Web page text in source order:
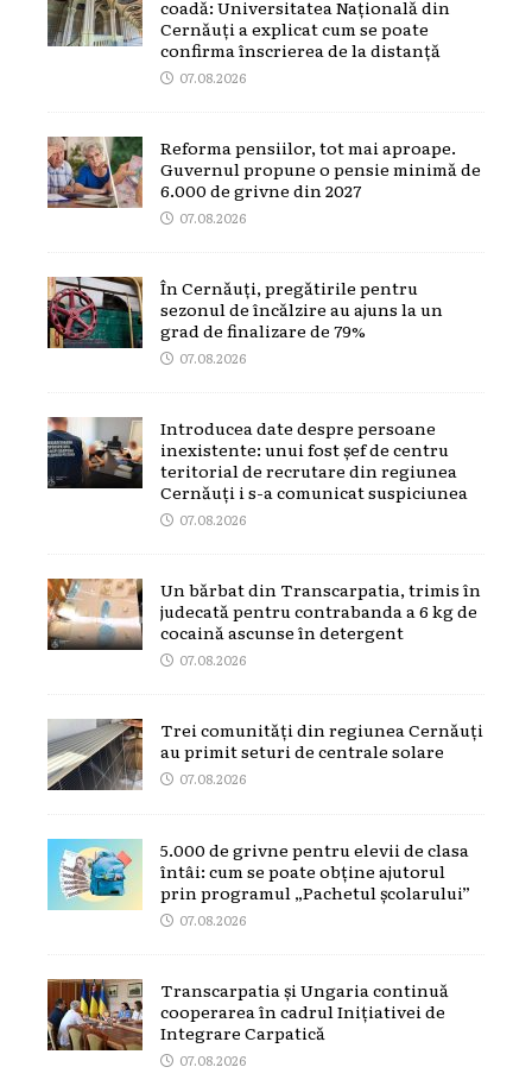
coadă: Universitatea Națională din
Cernăuți a explicat cum se poate
confirma înscrierea de la distanță
07.08.2026
Reforma pensiilor, tot mai aproape.
Guvernul propune o pensie minimă de
6.000 de grivne din 2027
07.08.2026
În Cernăuți, pregătirile pentru
sezonul de încălzire au ajuns la un
grad de finalizare de 79%
07.08.2026
Introducea date despre persoane
inexistente: unui fost șef de centru
teritorial de recrutare din regiunea
Cernăuți i s-a comunicat suspiciunea
07.08.2026
Un bărbat din Transcarpatia, trimis în
judecată pentru contrabanda a 6 kg de
cocaină ascunse în detergent
07.08.2026
Trei comunități din regiunea Cernăuți
au primit seturi de centrale solare
07.08.2026
5.000 de grivne pentru elevii de clasa
întâi: cum se poate obține ajutorul
prin programul „Pachetul școlarului”
07.08.2026
Transcarpatia și Ungaria continuă
cooperarea în cadrul Inițiativei de
Integrare Carpatică
07.08.2026